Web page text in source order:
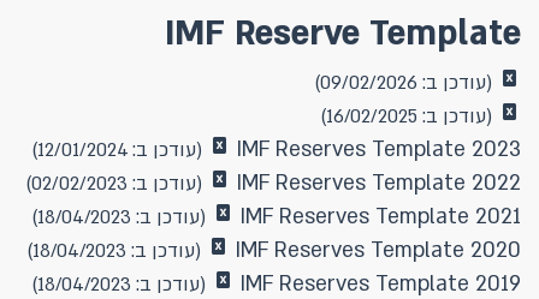
IMF Reserve Template
(עודכן ב: 09/02/2026)
(עודכן ב: 16/02/2025)
IMF Reserves Template 2023 (עודכן ב: 12/01/2024)
IMF Reserves Template 2022 (עודכן ב: 02/02/2023)
IMF Reserves Template 2021 (עודכן ב: 18/04/2023)
IMF Reserves Template 2020 (עודכן ב: 18/04/2023)
IMF Reserves Template 2019 (עודכן ב: 18/04/2023)